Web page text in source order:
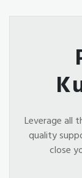
Leverage all
quality
close